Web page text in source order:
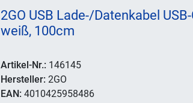
2GO USB Lade-/Datenkabel
weiß, 100cm
Artikel-Nr.: 146145
Hersteller: 2GO
EAN: 4010425958486